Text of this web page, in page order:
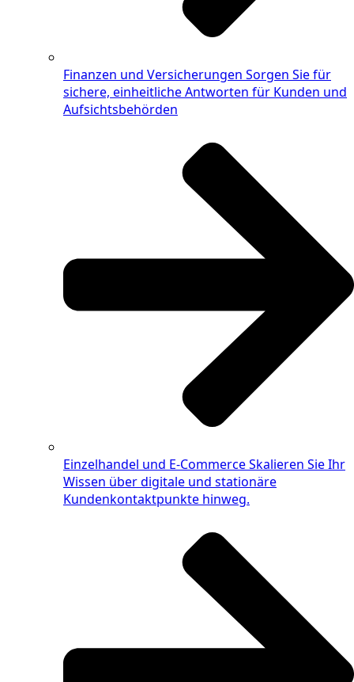
Finanzen und Versicherungen Sorgen Sie für
sichere, einheitliche Antworten für Kunden und
Aufsichtsbehörden
Einzelhandel und E-CommerceSkalieren Sie Ihr
Wissen über digitale und stationäre
Kundenkontaktpunkte hinweg.